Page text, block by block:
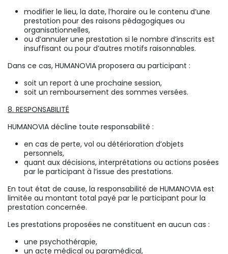
modifier le lieu, la date, l’horaire ou le contenu d’une
prestation pour des raisons pédagogiques ou
organisationnelles,
ou d’annuler une prestation si le nombre d’inscrits est
insuffisant ou pour d’autres motifs raisonnables.
Dans ce cas, HUMANOVIA proposera au participant :
soit un report à une prochaine session,
soit un remboursement des sommes versées.
8. RESPONSABILITÉ
HUMANOVIA décline toute responsabilité :
en cas de perte, vol ou détérioration d’objets
personnels,
quant aux décisions, interprétations ou actions posées
par le participant à l’issue des prestations.
En tout état de cause, la responsabilité de HUMANOVIA est
limitée au montant total payé par le participant pour la
prestation concernée.
Les prestations proposées ne constituent en aucun cas :
une psychothérapie,
un acte médical ou paramédical,